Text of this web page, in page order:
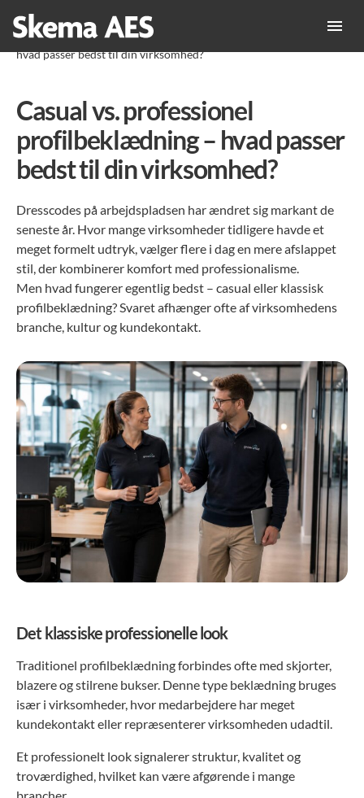
Forside » Erhverv » Casual vs. professionel profilbeklædning –
hvad passer bedst til din virksomhed?
Casual vs. professionel
profilbeklædning – hvad passer
bedst til din virksomhed?
Dresscodes på arbejdspladsen har ændret sig markant de
seneste år. Hvor mange virksomheder tidligere havde et
meget formelt udtryk, vælger flere i dag en mere afslappet
stil, der kombinerer komfort med professionalisme.
Men hvad fungerer egentlig bedst – casual eller klassisk
profilbeklædning? Svaret afhænger ofte af virksomhedens
branche, kultur og kundekontakt.
Det klassiske professionelle look
Traditionel profilbeklædning forbindes ofte med skjorter,
blazere og stilrene bukser. Denne type beklædning bruges
især i virksomheder, hvor medarbejdere har meget
kundekontakt eller repræsenterer virksomheden udadtil.
Et professionelt look signalerer struktur, kvalitet og
troværdighed, hvilket kan være afgørende i mange